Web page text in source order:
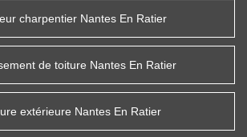
charpentier Nantes En Ratier
de toiture Nantes En Ratier
extérieure Nantes En Ratier